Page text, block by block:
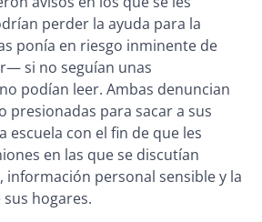
perder la ayuda para la
ponía en riesgo inminente de
si no seguían unas
podían leer. Ambas denuncian
presionadas para sacar a sus
escuela con el fin de que les
en las que se discutían
información personal sensible y la
hogares.